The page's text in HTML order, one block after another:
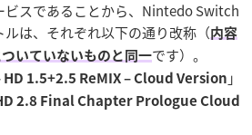
ビスであることから、Nintedo Switch
は、それぞれ以下の通り改称（内容
いていないものと同一です）。
HD 1.5+2.5 ReMIX – Cloud Version 」
2.8 Final Chapter Prologue Cloud